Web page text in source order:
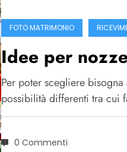
FOTO MATRIMONIO
Idee per
Per poter scegliere
possibilità differenti tra cui
0 Commenti